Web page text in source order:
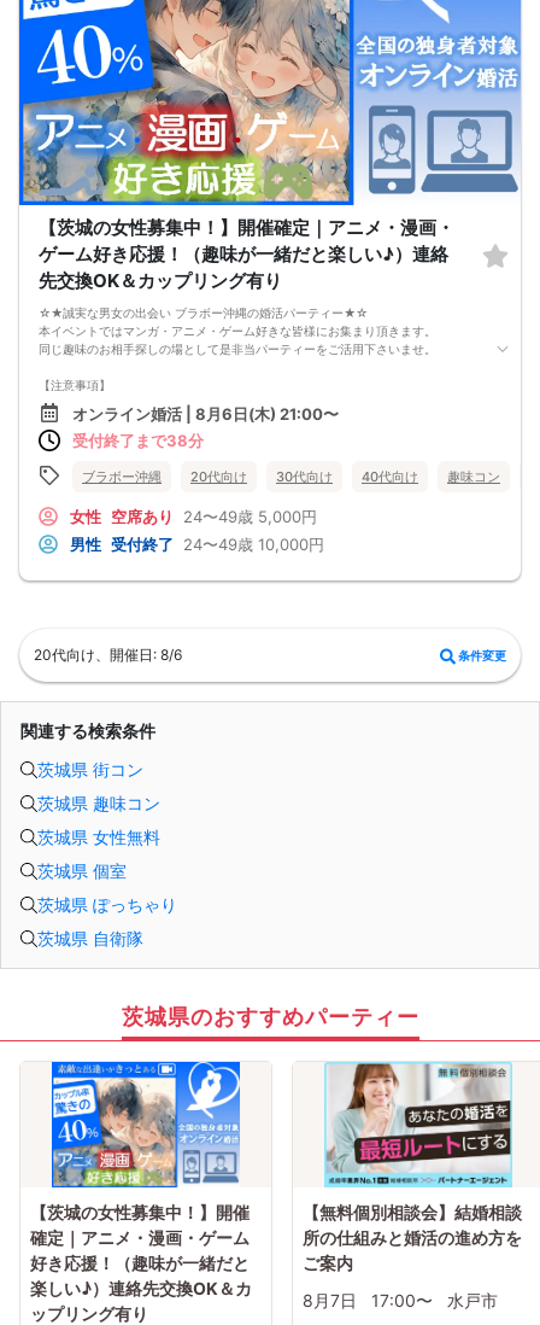
【茨城の女性募集中！】開催確定｜アニメ・漫画・
ゲーム好き応援！（趣味が一緒だと楽しい♪）連絡
先交換OK＆カップリング有り
☆★誠実な男女の出会い ブラボー沖縄の婚活パーティー★☆
本イベントではマンガ・アニメ・ゲーム好きな皆様にお集まり頂きます。
同じ趣味のお相手探しの場として是非当パーティーをご活用下さいませ。
【注意事項】
・全国各地に募集しております。お相手の居住地はご自身の居住地と異なる場合
がございます。
・本人様確認書類のご提示をお願いしております。免許証やマイナンバーカード
・確認書類を提示頂けない場合はご参加をお断りする場合も御座いますので予め
・終了時刻は目安となります。正確な終了時刻はイベント開始時にスタッフより
ご案内いたします。
・直前の申込みや当日のキャンセルにより男女比が偏る可能性がございますこと
・最小催行人数 1対1、最大20名（男女比調整のため定員になる前にキャンセル待
オンライン婚活 | 8月6日(木) 21:00〜
受付終了まで38分
ブラボー沖縄 20代向け 30代向け 40代向け 趣味コン
女性 空席あり 24〜49歳 5,000円
男性 受付終了 24〜49歳 10,000円
20代向け、開催日: 8/6 条件変更
関連する検索条件
茨城県 街コン
茨城県 趣味コン
茨城県 女性無料
茨城県 個室
茨城県 ぽっちゃり
茨城県 自衛隊
茨城県のおすすめパーティー
【茨城の女性募集中！】開催
確定｜アニメ・漫画・ゲーム
好き応援！（趣味が一緒だと
楽しい♪）連絡先交換OK＆カ
ップリング有り
【無料個別相談会】結婚相談
所の仕組みと婚活の進め方を
ご案内
8月7日
17:00〜 水戸市